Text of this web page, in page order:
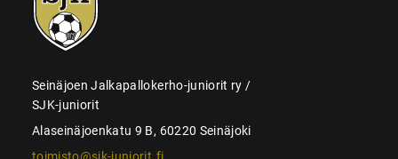
juniorit
Seinäjoen Jalkapallokerho-juniorit ry /
SJK-juniorit
Alaseinäjoenkatu 9 B, 60220 Seinäjoki
toimisto@sjk-juniorit.fi